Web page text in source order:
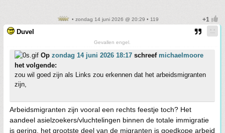
• zondag 14 juni 2026 @ 20:29 • 119
Duvel
Gevallen engel.
Op zondag 14 juni 2026 18:17 schreef michaelmoore
het volgende:
zou wil goed zijn als Links zou erkennen dat het arbeidsmigranten
zijn,
Arbeidsmigranten zijn vooral een rechts feestje toch? Het
aandeel asielzoekers/vluchtelingen binnen de totale immigratie
is gering, het grootste deel van de migranten is goedkope arbeid